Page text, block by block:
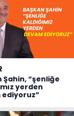
Şahin, “şenliğe
yerden
ediyoruz”